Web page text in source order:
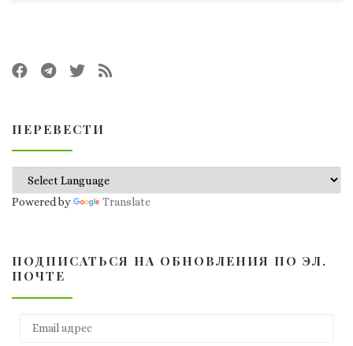
ПЕРЕВЕСТИ
Powered by Translate
ПОДПИСАТЬСЯ НА ОБНОВЛЕНИЯ ПО ЭЛ.
ПОЧТЕ